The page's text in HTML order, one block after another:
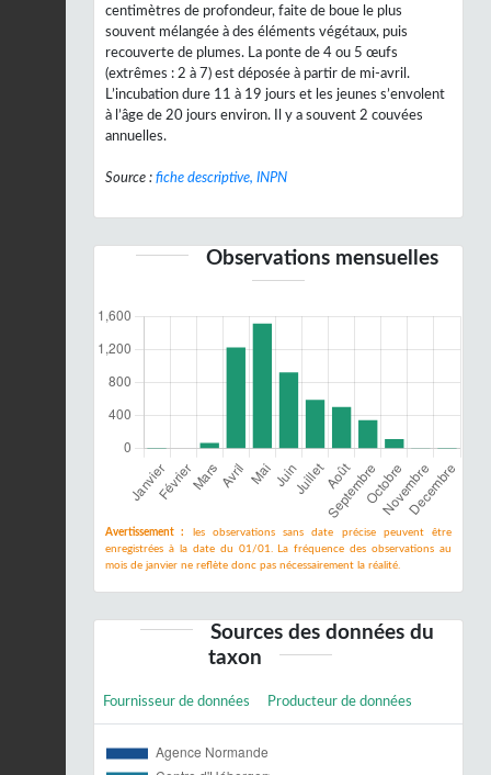
centimètres de profondeur, faite de boue le plus
souvent mélangée à des éléments végétaux, puis
recouverte de plumes. La ponte de 4 ou 5 œufs
(extrêmes : 2 à 7) est déposée à partir de mi-avril.
L’incubation dure 11 à 19 jours et les jeunes s’envolent
à l’âge de 20 jours environ. Il y a souvent 2 couvées
annuelles.
Source : fiche descriptive, INPN
Observations mensuelles
Avertissement :
les observations sans date précise peuvent être
enregistrées à la date du 01/01. La fréquence des observations au
mois de janvier ne reflète donc pas nécessairement la réalité.
Sources des données du
taxon
Fournisseur de données Producteur de données